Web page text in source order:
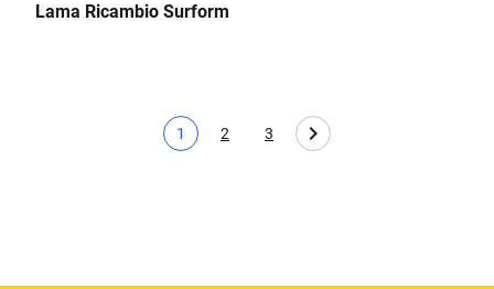
Lama Ricambio Surform
Pagina corrente
1
Page
2
Page
3